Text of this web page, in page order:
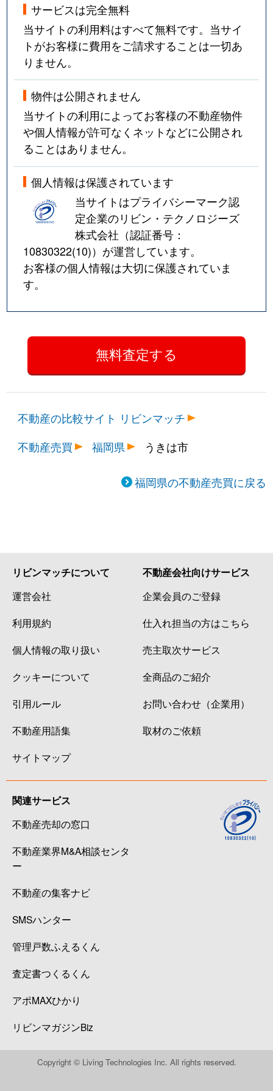
サービスは完全無料
当サイトの利用料はすべて無料です。当サイ
トがお客様に費用をご請求することは一切あ
りません。
物件は公開されません
当サイトの利用によってお客様の不動産物件
や個人情報が許可なくネットなどに公開され
ることはありません。
個人情報は保護されています
当サイトはプライバシーマーク認
定企業のリビン・テクノロジーズ
株式会社（認証番号：
10830322(10)）が運営しています。
お客様の個人情報は大切に保護されていま
す。
不動産の比較サイト リビンマッチ
不動産売買
福岡県 うきは市
福岡県の不動産売買に戻る
リビンマッチについて
運営会社
利用規約
個人情報の取り扱い
クッキーについて
引用ルール
不動産用語集
サイトマップ
不動産会社向けサービス
企業会員のご登録
仕入れ担当の方はこちら
売主取次サービス
全商品のご紹介
お問い合わせ（企業用）
取材のご依頼
関連サービス
不動産売却の窓口
不動産業界M&A相談センタ
ー
不動産の集客ナビ
SMSハンター
管理戸数ふえるくん
査定書つくるくん
アポMAXひかり
リビンマガジンBiz
Copyright © Living Technologies Inc. All rights reserved.